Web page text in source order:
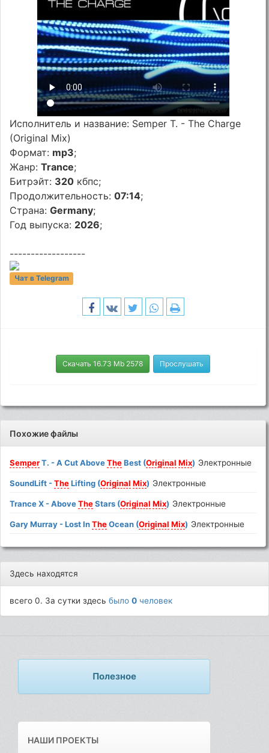
Исполнитель и название: Semper T. - The Charge
(Original Mix)
Формат: mp3;
Жанр:Trance;
Битрэйт: 320 кбпс;
Продолжительность:07:14;
Страна:Germany;
Год выпуска: 2026;
------------------
Чат в Telegram
Скачать 16.73 Mb 2578 Прослушать
Похожие файлы
SemperT. - A Cut AboveTheBest (Original Mix) Электронные
SoundLift -TheLifting (Original Mix) Электронные
Trance X - AboveTheStars (Original Mix) Электронные
Gary Murray - Lost InTheOcean (Original Mix) Электронные
Здесь находятся
всего 0. За сутки здесьбыло0 человек
Полезное
НАШИ ПРОЕКТЫ